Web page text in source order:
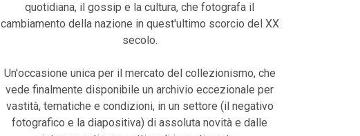
quotidiana, il gossip e la cultura, che fotografa il
cambiamento della nazione in quest'ultimo scorcio del XX
secolo.
Un'occasione unica per il mercato del collezionismo, che
vede finalmente disponibile un archivio eccezionale per
vastità, tematiche e condizioni, in un settore (il negativo
fotografico e la diapositiva) di assoluta novità e dalle